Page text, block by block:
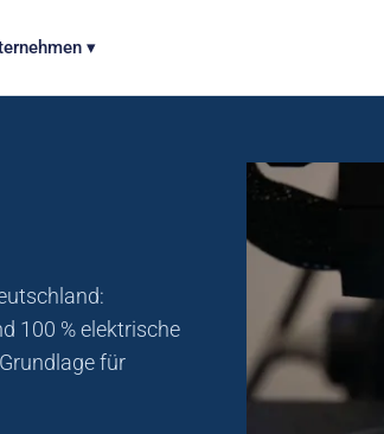
▾
100 % elektrische
für